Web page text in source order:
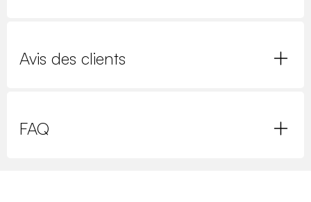
Avis des clients
FAQ